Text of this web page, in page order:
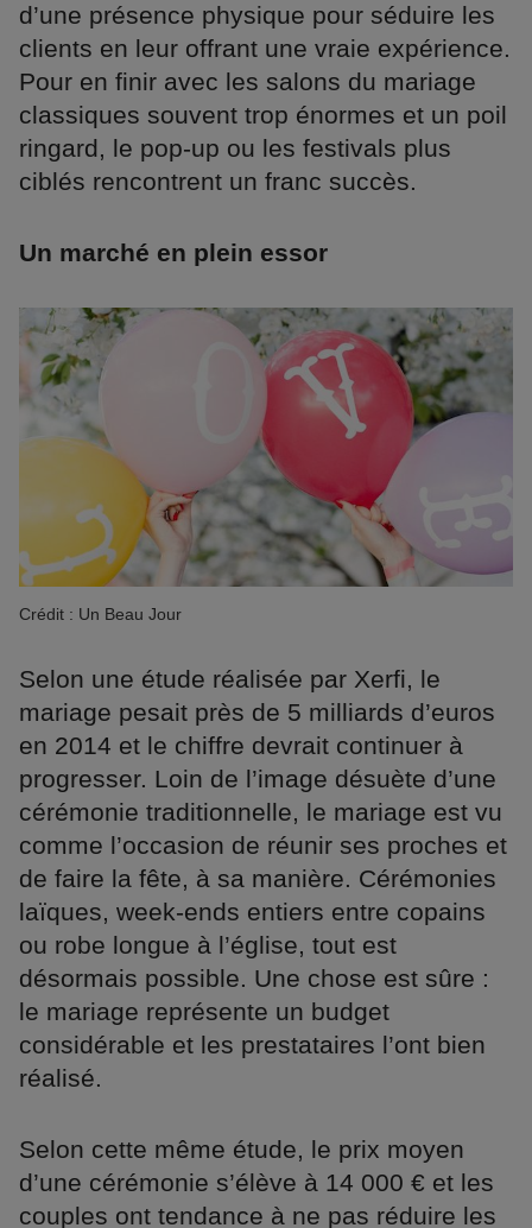
d’une présence physique pour séduire les
clients en leur offrant une vraie expérience.
Pour en finir avec les salons du mariage
classiques souvent trop énormes et un poil
ringard, le pop-up ou les festivals plus
ciblés rencontrent un franc succès.
Un marché en plein essor
Crédit : Un Beau Jour
Selon une étude réalisée par Xerfi, le
mariage pesait près de 5 milliards d’euros
en 2014 et le chiffre devrait continuer à
progresser. Loin de l’image désuète d’une
cérémonie traditionnelle, le mariage est vu
comme l’occasion de réunir ses proches et
de faire la fête, à sa manière. Cérémonies
laïques, week-ends entiers entre copains
ou robe longue à l’église, tout est
désormais possible. Une chose est sûre :
le mariage représente un budget
considérable et les prestataires l’ont bien
réalisé.
Selon cette même étude, le prix moyen
d’une cérémonie s’élève à 14 000 € et les
couples ont tendance à ne pas réduire les